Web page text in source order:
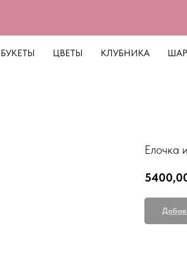
БУКЕТЫ ЦВЕТЫ КЛУБНИКА
Елочка